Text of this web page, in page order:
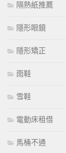
隔熱紙推薦
隱形眼鏡
隱形矯正
雨鞋
雪鞋
電動床租借
馬桶不通